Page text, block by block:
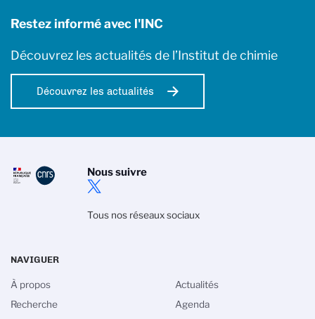
Restez informé avec l'INC
Découvrez les actualités de l’Institut de chimie
Découvrez les actualités
Nous suivre
Tous nos réseaux sociaux
NAVIGUER
À propos
Recherche
Actualités
Agenda